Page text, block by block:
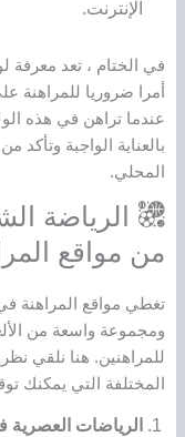
الإنترنت.
في الختام ، تعد معرفة
عندما تراهن في هذه
بالعناية الواجبة
المحلي.
الرياضة
من مواقع
تغطي مواقع المراهنة
ومجموعة واسعة من
للمراهنين. هنا نلقي
المختلفة التي يمكنك
الرياضات العصرية